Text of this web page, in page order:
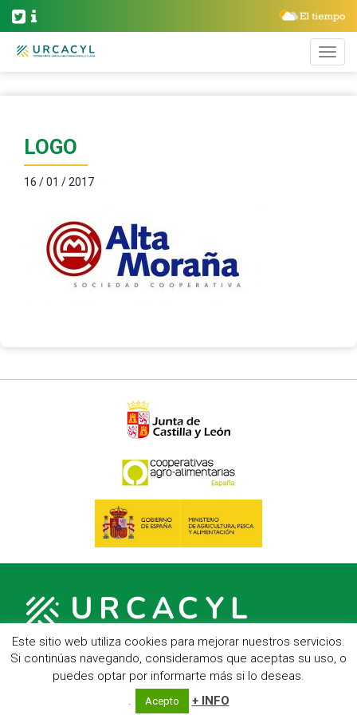
LOGO
16 / 01 / 2017
C/ Hípica, 1, entreplanta - 47007 Valladolid
Telf.: 983 23 95 15 - Fax: 983 22 23 56 -
Este sitio web utiliza cookies para mejorar nuestros servicios.
Si continúas navegando, consideramos que aceptas su uso, o
puedes optar por informarte más si lo deseas.
.
Acepto + INFO